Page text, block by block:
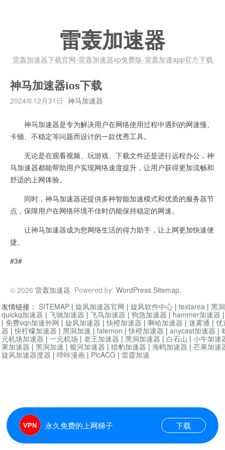
雷轰加速器
雷轰加速器下载官网-雷轰加速器vp免费版-雷轰加速app官方下载
神马加速器ios下载
2024年12月31日 神马加速器
神马加速器是专为解决用户在网络使用过程中遇到的网速慢、
卡顿、不稳定等问题而设计的一款优秀工具。
无论是在观看视频、玩游戏、下载文件还是进行远程办公，神
马加速器都能帮助用户实现网络速度提升，让用户获得更加流畅和
舒适的上网体验。
同时，神马加速器还提供多种智能加速模式和优质的服务器节
点，保障用户在网络环境不佳时仍能保持稳定的网速。
让神马加速器成为您网络生活的得力助手，让上网更加快速便
捷。
#3#
© 2026 雷轰加速器. Powered by: WordPress.Sitemap.
永久免费的上网梯子 下载
友情链接： SITEMAP | 旋风加速器官网 | 旋风软件中心 | textarea | 黑
quickq加速器 | 飞驰加速器 | 飞鸟加速器 | 狗急加速器 | hammer加速器
| 免费vqn加速外网 | 旋风加速器 |快橙加速器 | 啊哈加速器 | 迷雾通 | 优
器 |快柠檬加速器 | 黑洞加速 | falemon |快橙加速器 | anycast加速器 |
元机场加速器 | 一元机场 | 老王加速器 | 黑洞加速器 | 白石山 | 小牛加速
果加速器 | 黑洞加速 | 银河加速器 | 猎豹加速器 | 海鸥加速器 | 芒果加速
旋风加速器度器 | 哔咔漫画 | PicACG | 雷霆加速